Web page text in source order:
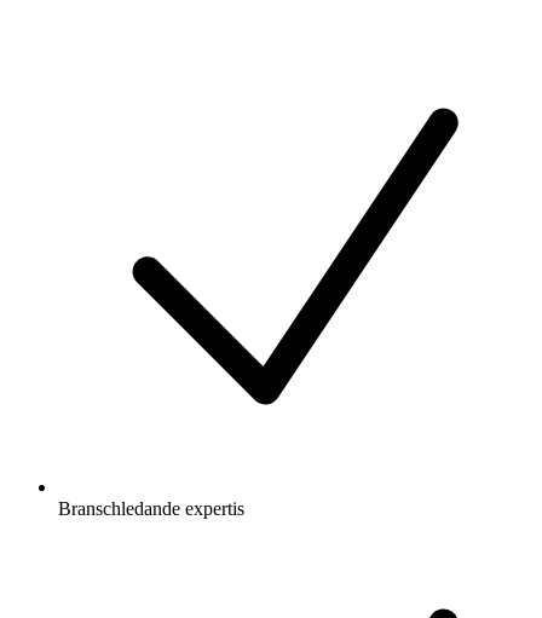
Branschledande expertis